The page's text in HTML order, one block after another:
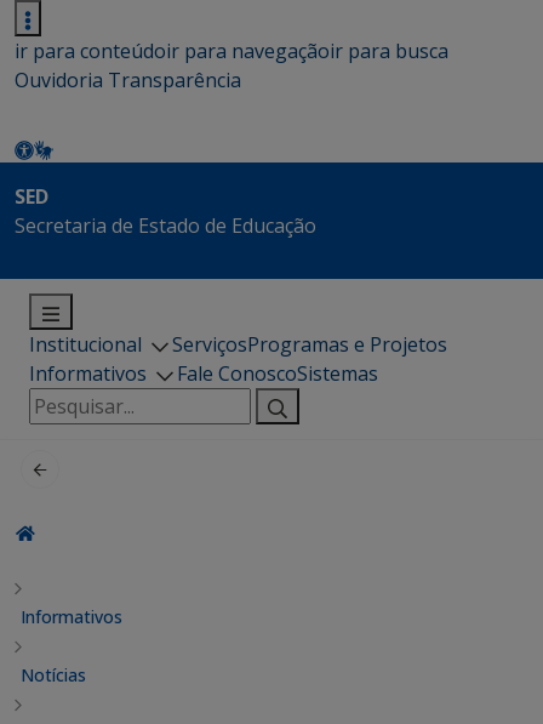
ir para conteúdoir para navegaçãoir para busca
Ouvidoria Transparência
SED
Secretaria de Estado de Educação
Institucional ServiçosProgramas e Projetos
Informativos
Fale ConoscoSistemas
Pesquisar
por:
Informativos
Notícias